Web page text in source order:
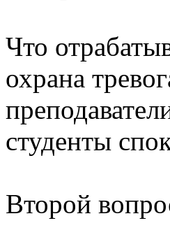
Что
охрана
студенты
Второй